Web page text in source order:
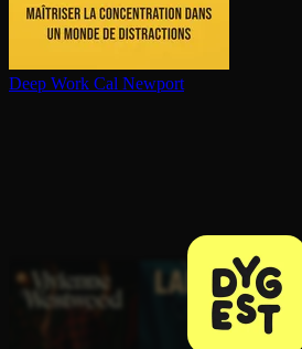
Deep Work Cal Newport